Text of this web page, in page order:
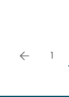
precedente
1